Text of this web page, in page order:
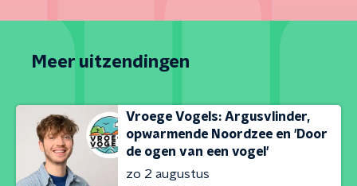
Meer uitzendingen
Vroege Vogels: Argusvlinder,
opwarmende Noordzee en 'Door
de ogen van een vogel'
zo 2 augustus